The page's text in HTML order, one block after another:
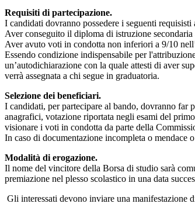
Requisiti di partecipazione.
I candidati dovranno possedere i seguenti requisisti
Aver conseguito il diploma di istruzione secondaria
Aver avuto voti in condotta non inferiori a 9/10
Essendo condizione indispensabile per
un’autodichiarazione con la quale attesti di aver
verrà assegnata a chi segue in graduatoria.
Selezione dei beneficiari.
I candidati, per partecipare al bando, dovranno far
anagrafici, votazione riportata negli esami del
visionare i voti in condotta da parte della
In caso di documentazione incompleta o mendace
Modalità di erogazione.
Il nome del vincitore della Borsa di studio sarà
premiazione nel plesso scolastico in una data
Gli interessati devono inviare una manifestazione